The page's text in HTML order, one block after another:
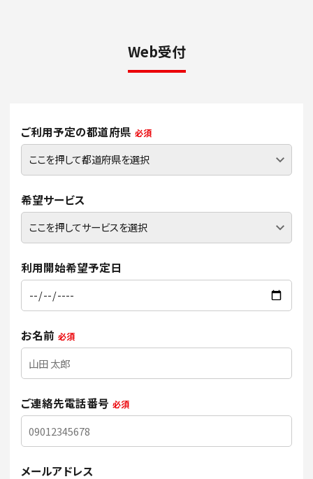
Web受付
ご利用予定の都道府県 必須
希望サービス
利用開始希望予定日
お名前 必須
ご連絡先電話番号 必須
メールアドレス